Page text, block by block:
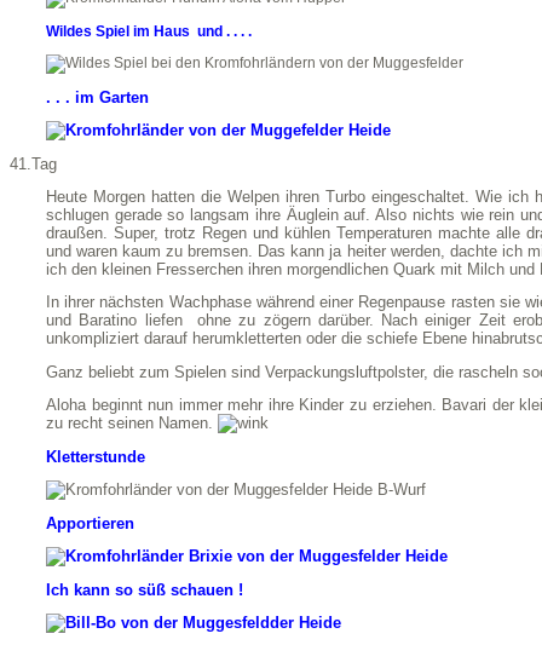
Wildes Spiel im Haus und . . . .
. . . im Garten
41.Tag
Heute Morgen hatten die Welpen ihren Turbo eingeschaltet. Wie
schlugen gerade so langsam ihre Äuglein auf. Also nichts wie rein
draußen. Super, trotz Regen und kühlen Temperaturen machte alle
und waren kaum zu bremsen. Das kann ja heiter werden, dachte ich
ich den kleinen Fresserchen ihren morgendlichen Quark mit Milch
In ihrer nächsten Wachphase während einer Regenpause rasten sie
und Baratino liefen ohne zu zögern darüber. Nach einiger Zeit
unkompliziert darauf herumkletterten oder die schiefe Ebene
Ganz beliebt zum Spielen sind Verpackungsluftpolster, die rascheln
Aloha beginnt nun immer mehr ihre Kinder zu erziehen. Bavari der
zu recht seinen Namen.
Kletterstunde
Apportieren
Ich kann so süß schauen !